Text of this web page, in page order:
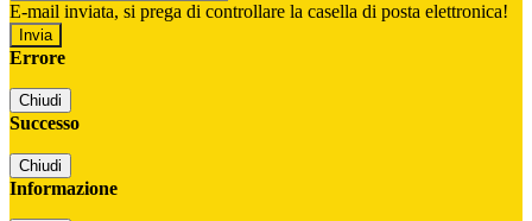
E-mail inviata, si prega di controllare la casella di posta elettronica!
Errore
Chiudi
Successo
Chiudi
Informazione